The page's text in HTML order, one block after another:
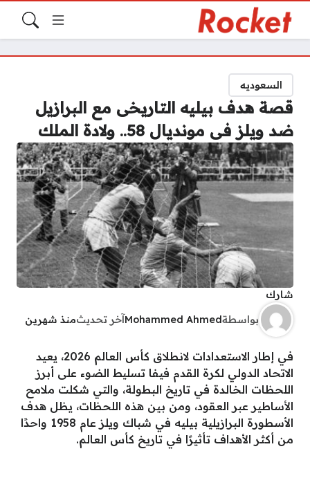
السعوديه
قصة هدف بيليه التاريخى مع البرازيل
ضد ويلز فى مونديال 58.. ولادة الملك
شارك
بواسطةMohammed Ahmedآخر تحديثمنذ شهرين
في إطار الاستعدادات لانطلاق كأس العالم 2026، يعيد
الاتحاد الدولي لكرة القدم فيفا تسليط الضوء على أبرز
اللحظات الخالدة في تاريخ البطولة، والتي شكلت ملامح
الأساطير عبر العقود، ومن بين هذه اللحظات، يظل هدف
الأسطورة البرازيلية بيليه في شباك ويلز عام 1958 واحدًا
من أكثر الأهداف تأثيرًا في تاريخ كأس العالم.